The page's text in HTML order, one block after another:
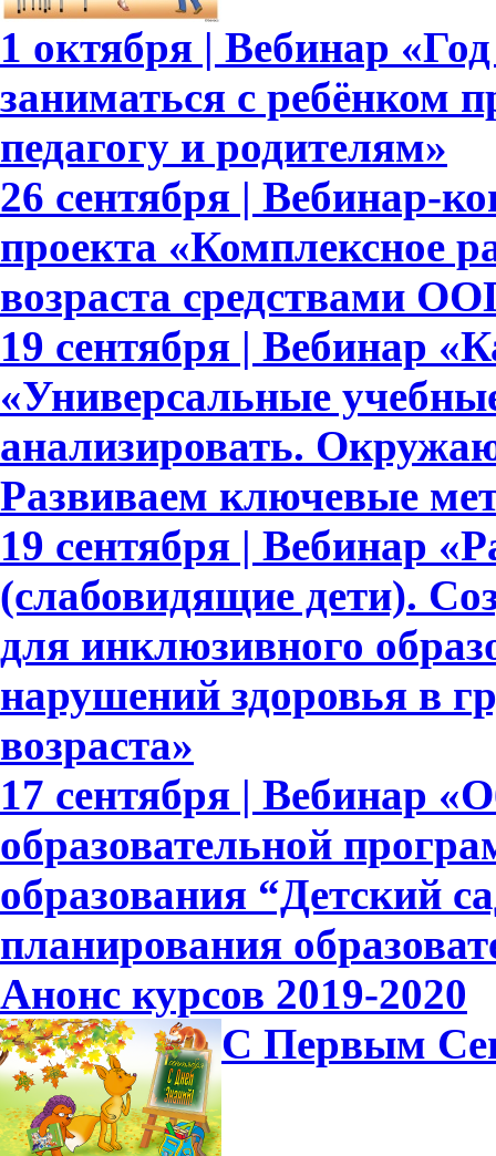
1 октября | Вебинар
заниматься с ребёнком
педагогу и родителям»
26 сентября | Вебинар-
проекта «Комплексное
возраста средствами
19 сентября | Вебинар
«Универсальные
анализировать.
Развиваем ключевые
19 сентября | Вебинар
(слабовидящие дети).
для инклюзивного
нарушений здоровья в
возраста»
17 сентября | Вебинар
образовательной
образования “Детский
планирования
Анонс курсов 2019-2020
С Первым